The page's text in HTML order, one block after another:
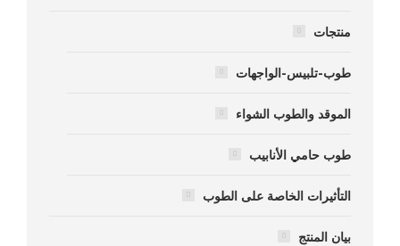
منتجات
طوب-تلبيس-الواجهات
الموقد والطوب الشواء
طوب حامي الأنابيب
التأثيرات الخاصة على الطوب
بيان المنتج